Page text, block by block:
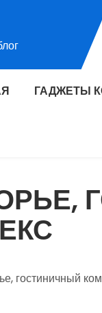
ГАДЖЕТЫ
гостиничный